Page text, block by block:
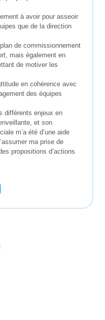
à avoir pour asseoir
que de la direction
de commissionnement
mais également en
de motiver les
en cohérence avec
des équipes
différents enjeux en
et son
m’a été d’une aide
ma prise de
propositions d’actions